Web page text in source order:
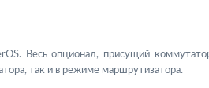
Весь опционал, присущий
так и в режиме маршрутизатора.